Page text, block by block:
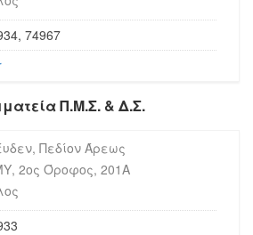
74967
Π.Μ.Σ. & Δ.Σ.
Πεδίον Άρεως
2ος Όροφος, 201Α